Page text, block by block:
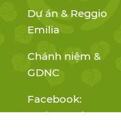
Dự án & Reggio
Emilia
Chánh niệm &
GDNC
Facebook:
mnlamtyni